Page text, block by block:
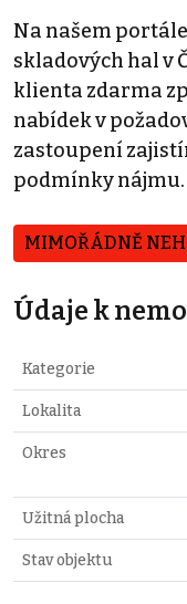
Na našem
skladových hal v
klienta zdarma
nabídek v
zastoupení
podmínky nájmu.
MIMOŘÁDNĚ
Údaje k
Kategorie
Lokalita
Okres
Užitná plocha
Stav objektu